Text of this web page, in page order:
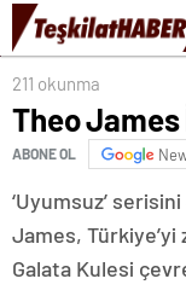
211 okunma
Theo James
ABONE OL
‘Uyumsuz’
James, Türkiye’yi
Galata Kulesi